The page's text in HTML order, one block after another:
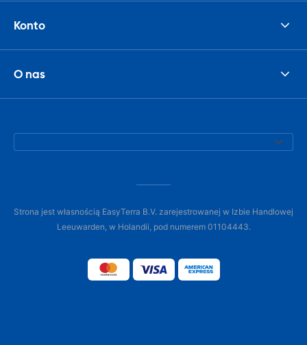
Konto
O nas
Strona jest własnością EasyTerra B.V. zarejestrowanej w Izbie Handlowej
Leeuwarden, w Holandii, pod numerem 01104443.